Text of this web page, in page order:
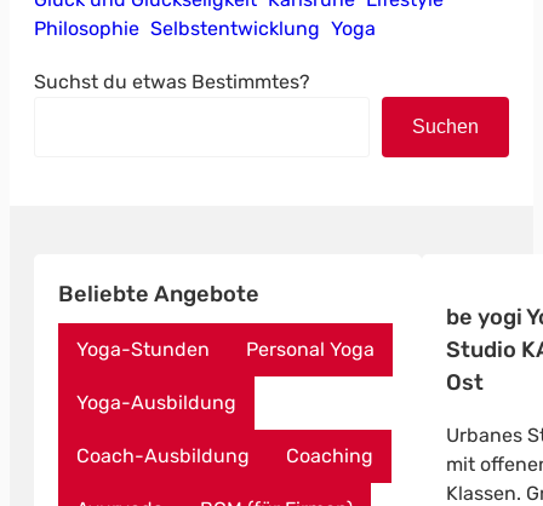
Philosophie Selbstentwicklung Yoga
Suchst du etwas Bestimmtes?
Suchen
Beliebte Angebote
Yoga-Stunden Personal Yoga
Yoga-Ausbildung
Coach-Ausbildung Coaching
be yogi
Studio
Ost
Urbanes
mit
Klassen.